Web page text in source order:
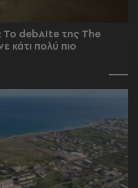
Το debAIte της The
κάτι πολύ πιο